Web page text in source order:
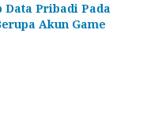
Pribadi Pada
Akun Game